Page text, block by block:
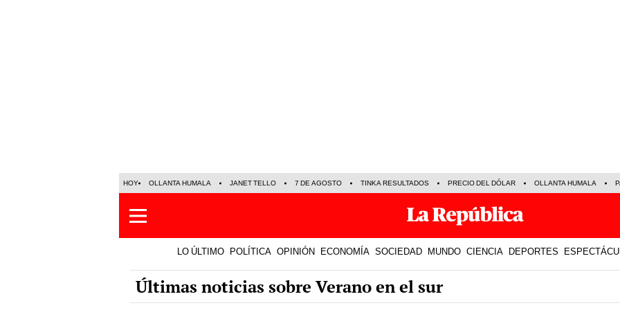
HOY OLLANTA HUMALA JANET TELLO 7 DE AGOSTO TINKA RESULTADOS PRECIO DEL DÓLAR OLLANTA HUMALA
LO ÚLTIMO POLÍTICA OPINIÓN ECONOMÍA SOCIEDAD MUNDO CIENCIA DEPORTES
Últimas noticias sobre Verano en el sur